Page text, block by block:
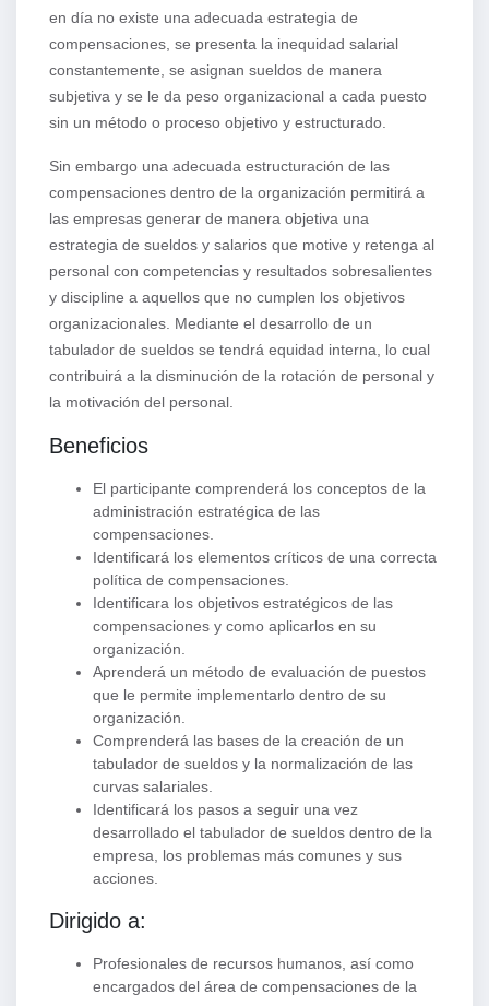
en día no existe una adecuada estrategia de
compensaciones, se presenta la inequidad salarial
constantemente, se asignan sueldos de manera
subjetiva y se le da peso organizacional a cada puesto
sin un método o proceso objetivo y estructurado.
Sin embargo una adecuada estructuración de las
compensaciones dentro de la organización permitirá a
las empresas generar de manera objetiva una
estrategia de sueldos y salarios que motive y retenga al
personal con competencias y resultados sobresalientes
y discipline a aquellos que no cumplen los objetivos
organizacionales. Mediante el desarrollo de un
tabulador de sueldos se tendrá equidad interna, lo cual
contribuirá a la disminución de la rotación de personal y
la motivación del personal.
Beneficios
El participante comprenderá los conceptos de la
administración estratégica de las
compensaciones.
Identificará los elementos críticos de una correcta
política de compensaciones.
Identificara los objetivos estratégicos de las
compensaciones y como aplicarlos en su
organización.
Aprenderá un método de evaluación de puestos
que le permite implementarlo dentro de su
organización.
Comprenderá las bases de la creación de un
tabulador de sueldos y la normalización de las
curvas salariales.
Identificará los pasos a seguir una vez
desarrollado el tabulador de sueldos dentro de la
empresa, los problemas más comunes y sus
acciones.
Dirigido a:
Profesionales de recursos humanos, así como
encargados del área de compensaciones de la